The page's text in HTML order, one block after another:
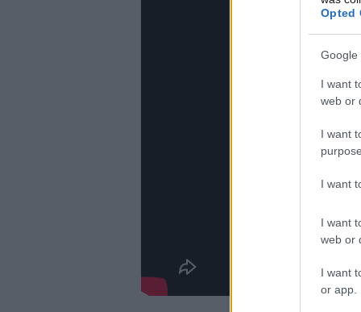
Opted
Google
I want
web or
I want
I want
I want
web or
I want
or app.